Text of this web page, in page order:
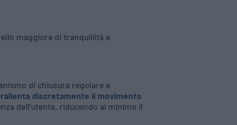
maggiore di tranquillità e
di chiusura regolare e
rallenta discretamente il movimento
dell'utente, riducendo al minimo il